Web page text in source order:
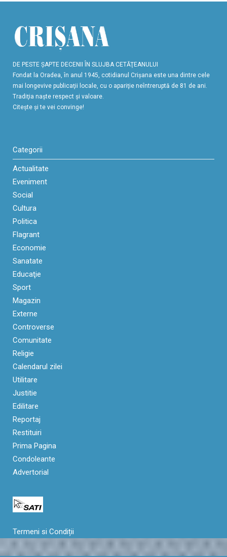
DE PESTE ŞAPTE DECENII ÎN SLUJBA CETĂŢEANULUI
Fondat la Oradea, în anul 1945, cotidianul Crişana este una dintre cele
mai longevive publicaţii locale, cu o apariţie neîntreruptă de 81 de ani.
Tradiţia naşte respect şi valoare.
Citeşte şi te vei convinge!
Categorii
Actualitate
Eveniment
Social
Cultura
Politica
Flagrant
Economie
Sanatate
Educaţie
Sport
Magazin
Externe
Controverse
Comunitate
Religie
Calendarul zilei
Utilitare
Justitie
Edilitare
Reportaj
Restituiri
Prima Pagina
Condoleante
Advertorial
Termeni si Condiții